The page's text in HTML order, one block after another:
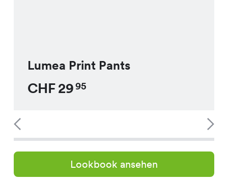
Lumea Print Pants
CHF2995
Lookbook ansehen